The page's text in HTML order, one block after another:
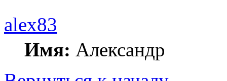
alex83
Имя: Александр